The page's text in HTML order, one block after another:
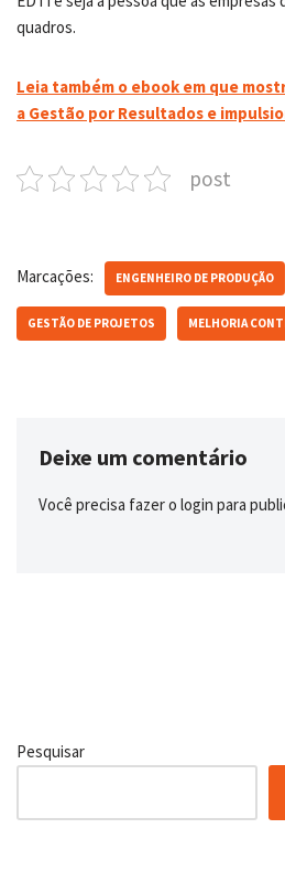
quadros.
Leia também o ebook em que
a Gestão por Resultados e
post
Marcações: ENGENHEIRO DE PRODUÇÃO
GESTÃO DE PROJETOS MELHORIA
Deixe um comentário
Você precisa fazer o login para
Pesquisar